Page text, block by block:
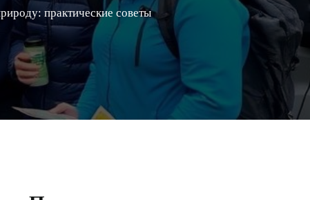
практические советы